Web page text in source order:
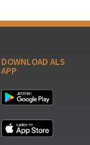
DOWNLOAD ALS
APP